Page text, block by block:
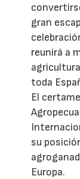
gran
reunirá a
toda
El
su
Europa.